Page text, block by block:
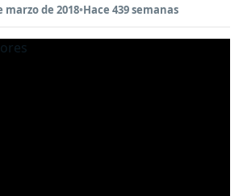
marzo de 2018•Hace 439 semanas